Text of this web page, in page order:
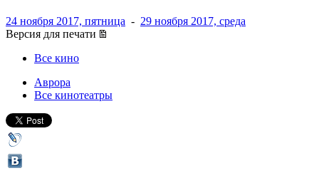
24 ноября 2017, пятница - 29 ноября 2017, среда
Версия для печати
Все кино
Аврора
Все кинотеатры